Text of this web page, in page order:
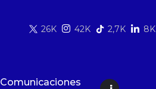
26K 42K 2,7K 8K
Comunicaciones